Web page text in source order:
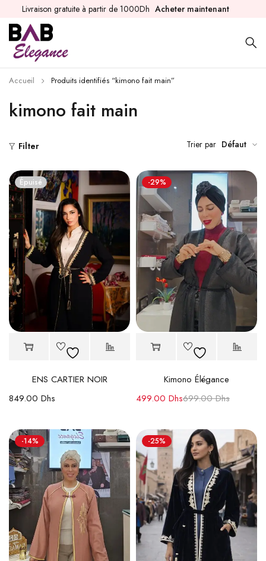
Livraison gratuite à partir de 1000Dh Acheter maintenant
kimono fait main
Accueil Produits identifiés “kimono fait main”
Filter Trier par Défaut
Épuisé
ENS CARTIER NOIR
849.00 Dhs
-29%
Kimono Élégance
699.00Dhs
499.00 Dhs
-14% -25%